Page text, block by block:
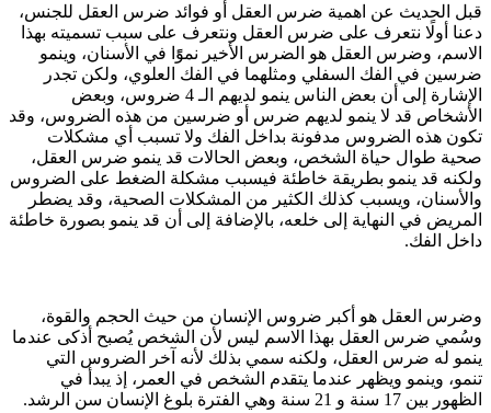
قبل الحديث عن اهمية ضرس العقل أو فوائد ضرس العقل للجنس،
دعنا أولًا نتعرف على ضرس العقل ونتعرف على سبب تسميته بهذا
الاسم، وضرس العقل هو الضرس الأخير نموًًا في الأسنان، وينمو
ضرسين في الفك السفلي ومثلهما في الفك العلوي، ولكن تجدر
الإشارة إلى أن بعض الناس ينمو لديهم الـ 4 ضروس، وبعض
الأشخاص قد لا ينمو لديهم ضرس أو ضرسين من هذه الضروس، وقد
تكون هذه الضروس مدفونة بداخل الفك ولا تسبب أي مشكلات
صحية طوال حياة الشخص، وبعض الحالات قد ينمو ضرس العقل،
ولكنه قد ينمو بطريقة خاطئة فيسبب مشكلة الضغط على الضروس
والأسنان، ويسبب كذلك الكثير من المشكلات الصحية، وقد يضطر
المريض في النهاية إلى خلعه، بالإضافة إلى أن قد ينمو بصورة خاطئة
داخل الفك.
وضرس العقل هو أكبر ضروس الإنسان من حيث الحجم والقوة،
وسُمي ضرس العقل بهذا الاسم ليس لأن الشخص يُصبح أذكى عندما
ينمو له ضرس العقل، ولكنه سمي بذلك لأنه آخر الضروس التي
تنمو، وينمو ويظهر عندما يتقدم الشخص في العمر، إذ يبدأ في
الظهور بين 17 سنة و 21 سنة وهي الفترة بلوغ الإنسان سن الرشد.